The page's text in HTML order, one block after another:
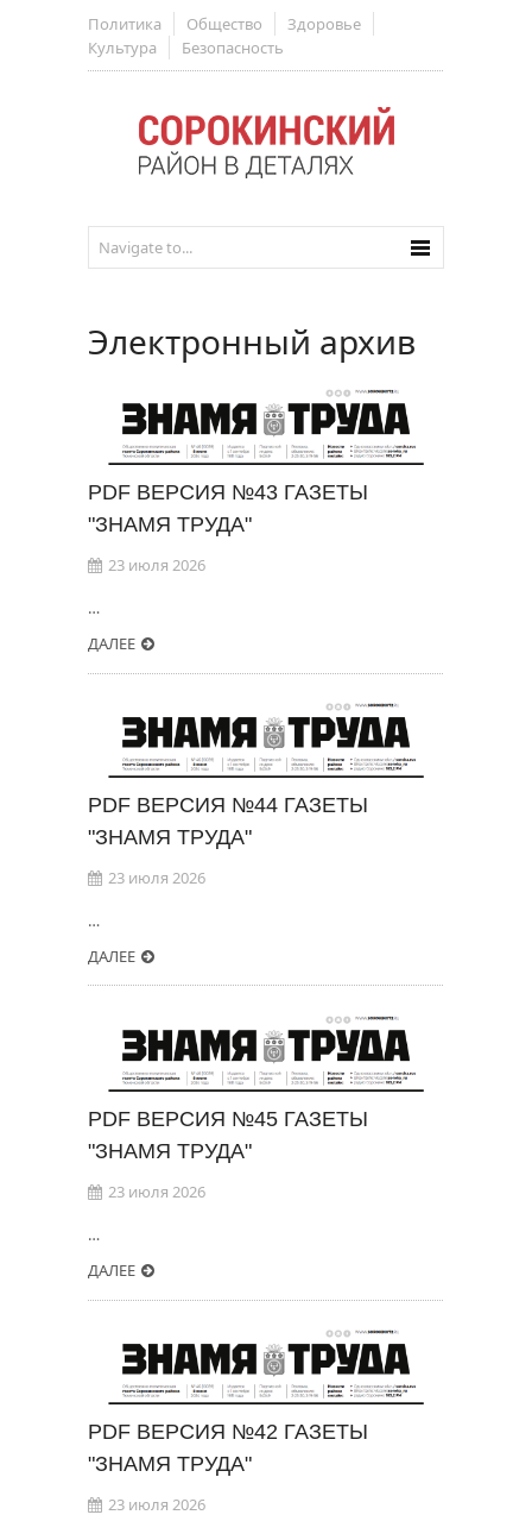
Политика Общество
Здоровье
Культура
Безопасность
Электронный архив
PDF ВЕРСИЯ №43 ГАЗЕТЫ
"ЗНАМЯ ТРУДА"
23 июля 2026
…
ДАЛЕЕ
PDF ВЕРСИЯ №44 ГАЗЕТЫ
"ЗНАМЯ ТРУДА"
23 июля 2026
…
ДАЛЕЕ
PDF ВЕРСИЯ №45 ГАЗЕТЫ
"ЗНАМЯ ТРУДА"
23 июля 2026
…
ДАЛЕЕ
PDF ВЕРСИЯ №42 ГАЗЕТЫ
"ЗНАМЯ ТРУДА"
23 июля 2026